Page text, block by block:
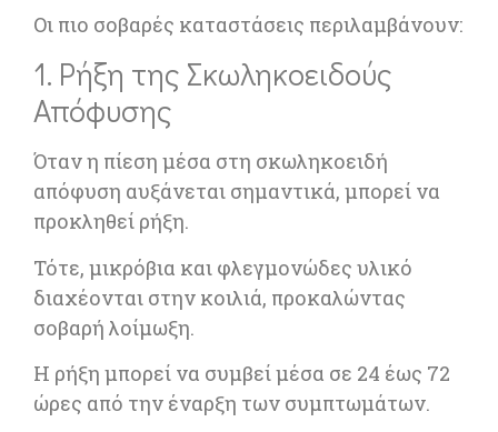
Οι πιο σοβαρές καταστάσεις περιλαμβάνουν:
1. Ρήξη της Σκωληκοειδούς
Απόφυσης
Όταν η πίεση μέσα στη σκωληκοειδή
απόφυση αυξάνεται σημαντικά, μπορεί να
προκληθεί ρήξη.
Τότε, μικρόβια και φλεγμονώδες υλικό
διαχέονται στην κοιλιά, προκαλώντας
σοβαρή λοίμωξη.
Η ρήξη μπορεί να συμβεί μέσα σε 24 έως 72
ώρες από την έναρξη των συμπτωμάτων.